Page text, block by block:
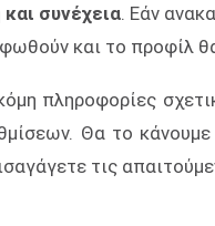
συνέχεια . Εάν
και το προφίλ
πληροφορίες
Θα το
τις